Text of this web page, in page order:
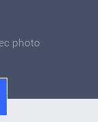
photo